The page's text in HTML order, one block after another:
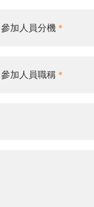
參加人員分機
參加人員職稱